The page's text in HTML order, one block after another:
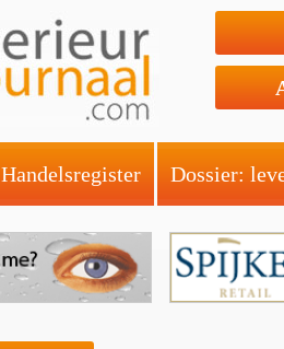
Handelsregister Dossier: